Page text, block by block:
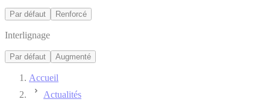
Par défaut Renforcé
Interlignage
Par défaut Augmenté
Accueil
Actualités